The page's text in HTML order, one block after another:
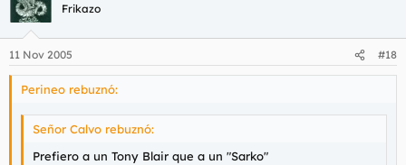
Frikazo
11 Nov 2005 #18
Perineo rebuznó:
Señor Calvo rebuznó:
Prefiero a un Tony Blair que a un "Sarko"